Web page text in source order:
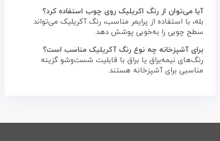
آیا می‌توان از رنگ اکریلیک روی چوب استفاده کرد؟
بله، با استفاده از پرایمر مناسب، رنگ آکریلیک می‌تواند
سطح چوبی را به‌خوبی پوشش دهد.
برای آشپزخانه چه نوع رنگ آکریلیک مناسب است؟
رنگ‌های نیمه‌براق یا براق با قابلیت شست‌وشو گزینه
مناسبی برای آشپزخانه هستند.